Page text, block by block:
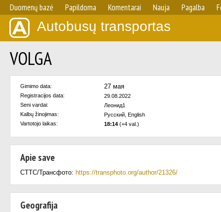
Duomenų bazė Papildoma Komentarai Nauja Pagalba
Autobusų transportas
VOLGA
Gimimo data: 27 мая
Registracijos data:
29.08.2022
Seni vardai:
Леонид1
Kalbų žinojimas:
Русский, English
Vartotojo laikas:
18:14 (+4 val.)
Apie save
СТТС/Трансфото: https://transphoto.org/author/21326/
Geografija